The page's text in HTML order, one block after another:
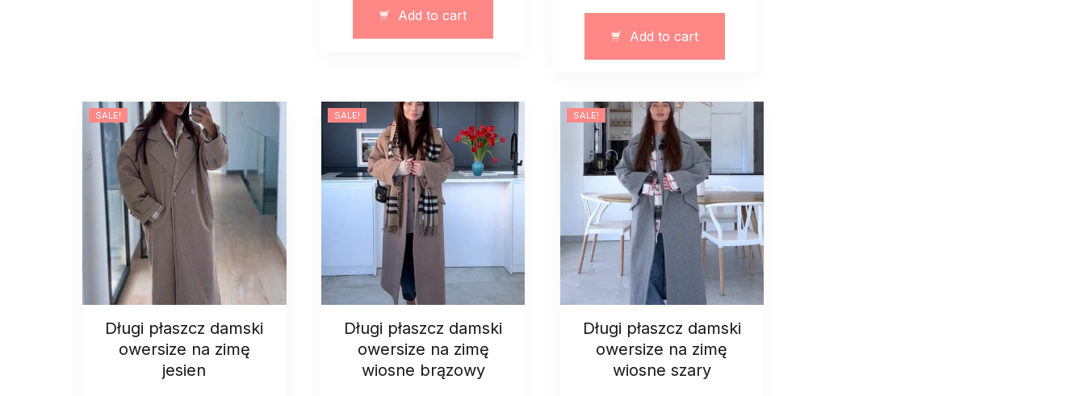
quantity
Add to cart
na
zimę
bukle
quantity
Add to cart
SALE!
Długi płaszcz damski
owersize na zimę
jesien
SALE!
Długi płaszcz damski
owersize na zimę
wiosne brązowy
SALE!
Długi płaszcz damski
owersize na zimę
wiosne szary